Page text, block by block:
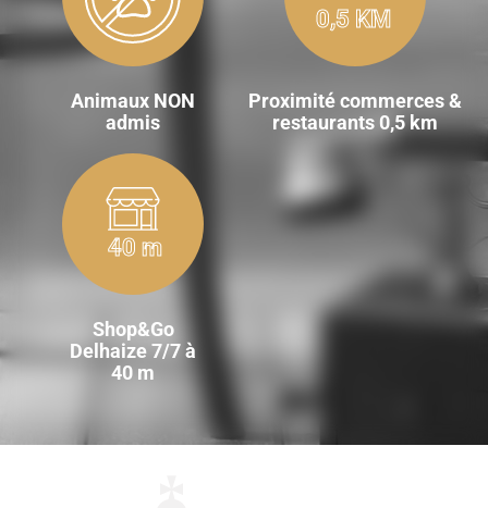
Animaux NON
admis
0,5 KM
Proximité commerces &
restaurants 0,5 km
40 m
Shop&Go
Delhaize 7/7 à
40 m